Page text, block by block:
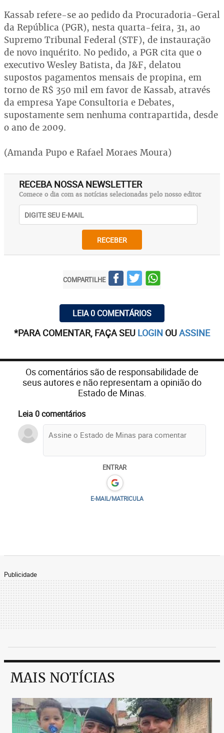
Kassab refere-se ao pedido da Procuradoria-Geral
da República (PGR), nesta quarta-feira, 31, ao
Supremo Tribunal Federal (STF), de instauração
de novo inquérito. No pedido, a PGR cita que o
executivo Wesley Batista, da J&F, delatou
supostos pagamentos mensais de propina, em
torno de R$ 350 mil em favor de Kassab, através
da empresa Yape Consultoria e Debates,
supostamente sem nenhuma contrapartida, desde
o ano de 2009.
(Amanda Pupo e Rafael Moraes Moura)
RECEBA NOSSA NEWSLETTER
Comece o dia com as notícias selecionadas pelo nosso editor
RECEBER
COMPARTILHE
LEIA 0 COMENTÁRIOS
*PARA COMENTAR, FAÇA SEU LOGIN OUASSINE
Os comentários são de responsabilidade de
seus autores e não representam a opinião do
Estado de Minas.
Leia 0 comentários
ENTRAR
E-MAIL/MATRICULA
Publicidade
MAIS NOTÍCIAS